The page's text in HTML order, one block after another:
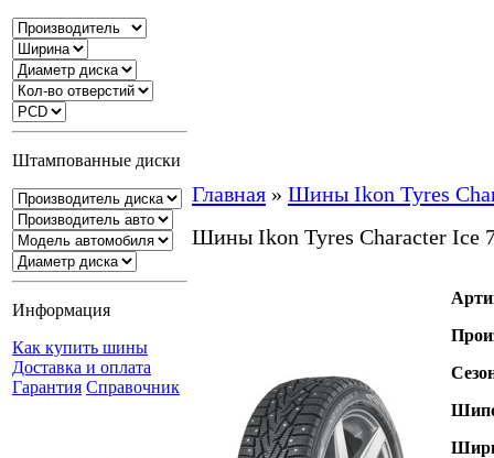
Штампованные диски
Информация
Как купить шины
Доставка и оплата
Гарантия Справочник
Главная » Шины Ikon Tyres
Шины Ikon Tyres Character Ice